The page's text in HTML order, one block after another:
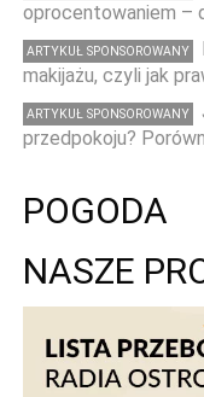
oprocentowaniem –
ARTYKUŁ SPONSOROWANY
makijażu, czyli jak
ARTYKUŁ SPONSOROWANY
przedpokoju?
POGODA
NASZE